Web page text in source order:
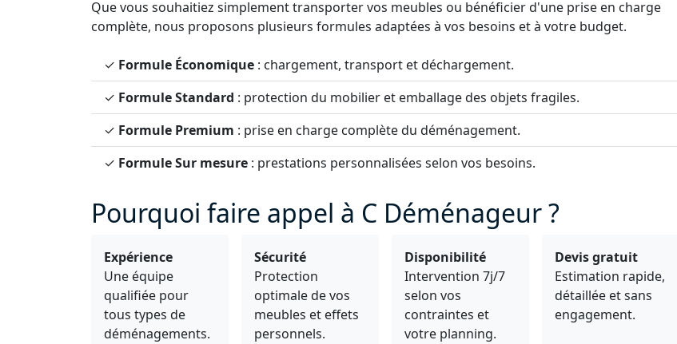
Que vous souhaitiez simplement transporter vos meubles ou bénéficier d'une prise en charge
complète, nous proposons plusieurs formules adaptées à vos besoins et à votre budget.
✓ Formule Économique : chargement, transport et déchargement.
✓ Formule Standard : protection du mobilier et emballage des objets fragiles.
✓ Formule Premium : prise en charge complète du déménagement.
✓ Formule Sur mesure : prestations personnalisées selon vos besoins.
Pourquoi faire appel à C Déménageur ?
Expérience
Une équipe
qualifiée pour
tous types de
déménagements.
Sécurité
Protection
optimale de vos
meubles et effets
personnels.
Disponibilité
Intervention 7j/7
selon vos
contraintes et
votre planning.
Devis gratuit
Estimation rapide,
détaillée et sans
engagement.